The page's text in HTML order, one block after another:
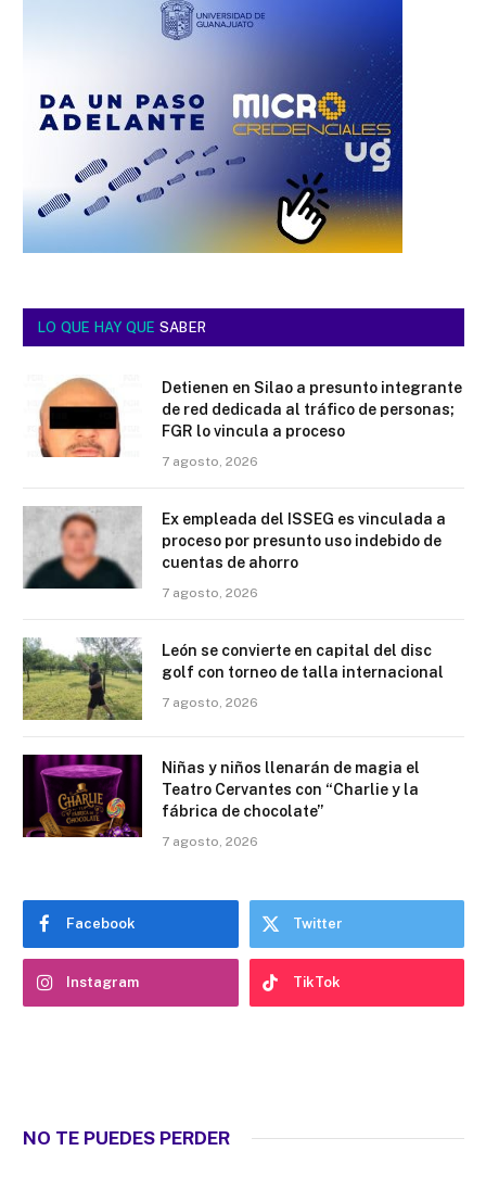
LO QUE HAY QUE SABER
Detienen en Silao a presunto integrante
de red dedicada al tráfico de personas;
FGR lo vincula a proceso
7 agosto, 2026
Ex empleada del ISSEG es vinculada a
proceso por presunto uso indebido de
cuentas de ahorro
7 agosto, 2026
León se convierte en capital del disc
golf con torneo de talla internacional
7 agosto, 2026
Niñas y niños llenarán de magia el
Teatro Cervantes con “Charlie y la
fábrica de chocolate”
7 agosto, 2026
Facebook Twitter
Instagram TikTok
NO TE PUEDES PERDER